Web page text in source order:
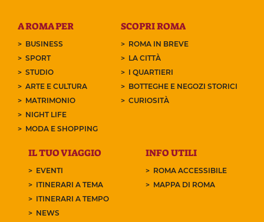
A ROMA PER
BUSINESS
SPORT
STUDIO
ARTE E CULTURA
MATRIMONIO
NIGHT LIFE
MODA E SHOPPING
SCOPRI ROMA
ROMA IN BREVE
LA CITTÀ
I QUARTIERI
BOTTEGHE E NEGOZI STORICI
CURIOSITÀ
IL TUO VIAGGIO
EVENTI
ITINERARI A TEMA
ITINERARI A TEMPO
NEWS
INFO UTILI
ROMA ACCESSIBILE
MAPPA DI ROMA